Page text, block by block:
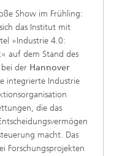
Show im Frühling:
das Institut mit
»Industrie 4.0:
auf dem Stand des
der Hannover
integrierte Industrie
die das
macht. Das
Forschungsprojekten